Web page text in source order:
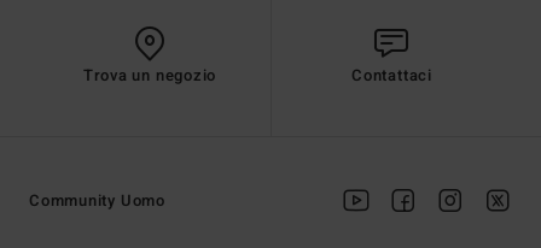
Trova un negozio Contattaci
Community Uomo